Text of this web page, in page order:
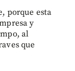
porque esta
y
al
que